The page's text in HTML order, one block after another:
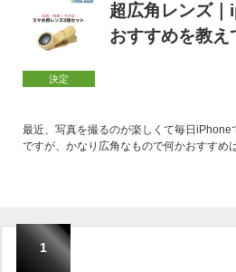
決定
超広角レンズ
おすすめを教え
最近、写真を撮るのが楽しくて毎日
ですが、かなり広角なもので何かおすすめ
1